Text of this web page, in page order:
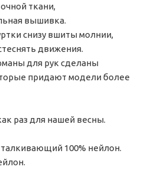
ткани,
вышивка.
снизу вшиты молнии,
движения.
для рук сделаны
придают модели более
раз для нашей весны.
100% нейлон.